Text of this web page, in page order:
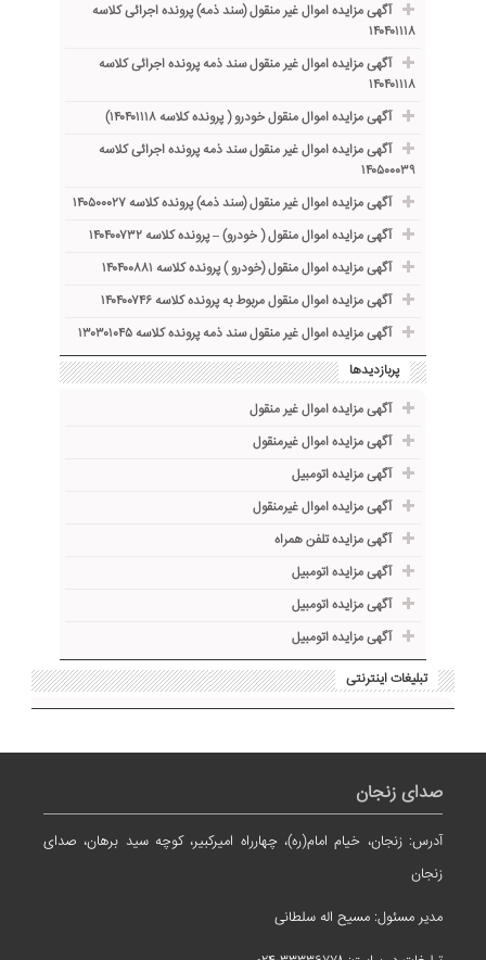
آگهی مزایده اموال غیر منقول (سند ذمه) پرونده اجرائی کلاسه
۱۴۰۴۰۱۱۱۸
آگهی مزایده اموال غیر منقول سند ذمه پرونده اجرائی کلاسه
۱۴۰۴۰۱۱۱۸
آگهی مزایده اموال منقول خودرو ( پرونده کلاسه ۱۴۰۴۰۱۱۱۸)
آگهی مزایده اموال غیر منقول سند ذمه پرونده اجرائی کلاسه
۱۴۰۵۰۰۰۳۹
آگهی مزایده اموال غیر منقول (سند ذمه) پرونده کلاسه ۱۴۰۵۰۰۰۲۷
آگهی مزایده اموال منقول ( خودرو) – پرونده کلاسه ۱۴۰۴۰۰۷۳۲
آگهی مزایده اموال منقول (خودرو ) پرونده کلاسه ۱۴۰۴۰۰۸۸۱
آگهی مزایده اموال منقول مربوط به پرونده کلاسه ۱۴۰۴۰۰۷۴۶
آگهی مزایده اموال غیر منقول سند ذمه پرونده کلاسه ۱۳۰۳۰۱۰۴۵
پربازدیدها
آگهی مزایده اموال غیر منقول
آگهی مزایده اموال غیرمنقول
آگهی مزایده اتومبیل
آگهی مزایده اموال غیرمنقول
آگهی مزایده تلفن همراه
آگهی مزایده اتومبیل
آگهی مزایده اتومبیل
آگهی مزایده اتومبیل
تبلیغات اینترنتی
صدای زنجان
آدرس: زنجان، خیام امام(ره)، چهارراه امیرکبیر، کوچه سید برهان، صدای
زنجان
مدیر مسئول: مسیح اله سلطانی